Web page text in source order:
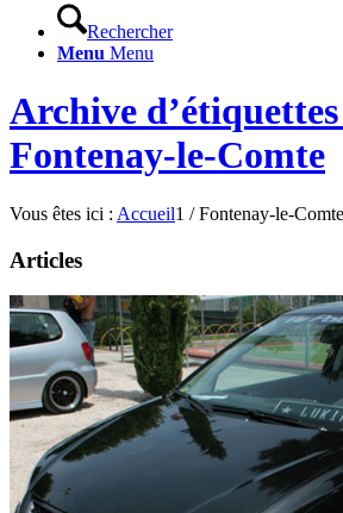
Rechercher
Menu Menu
Archive
Fontenay-le-Comte
Vous êtes ici : Accueil1 / Fontenay-le-Comte
Articles